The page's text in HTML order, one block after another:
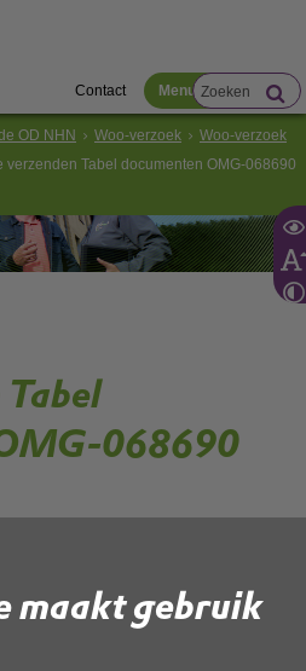
maakt gebruik
Contact Menu
OD NHN Woo-verzoek
Woo-verzoek
verzenden Tabel documenten OMG-068690
Tabel
068690
documenten OMG-068690 (1)’,